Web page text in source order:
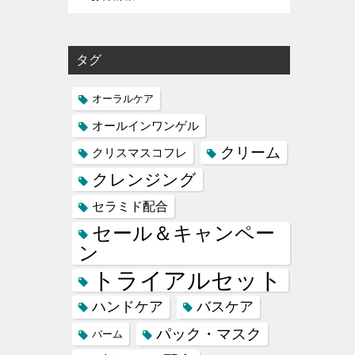
タグ
オーラルケア
オールインワンゲル
クリスマスコフレ
クリーム
クレンジング
セラミド配合
セール＆キャンペー
ン
トライアルセット
ハンドケア バスケア
バーム
パック・マスク